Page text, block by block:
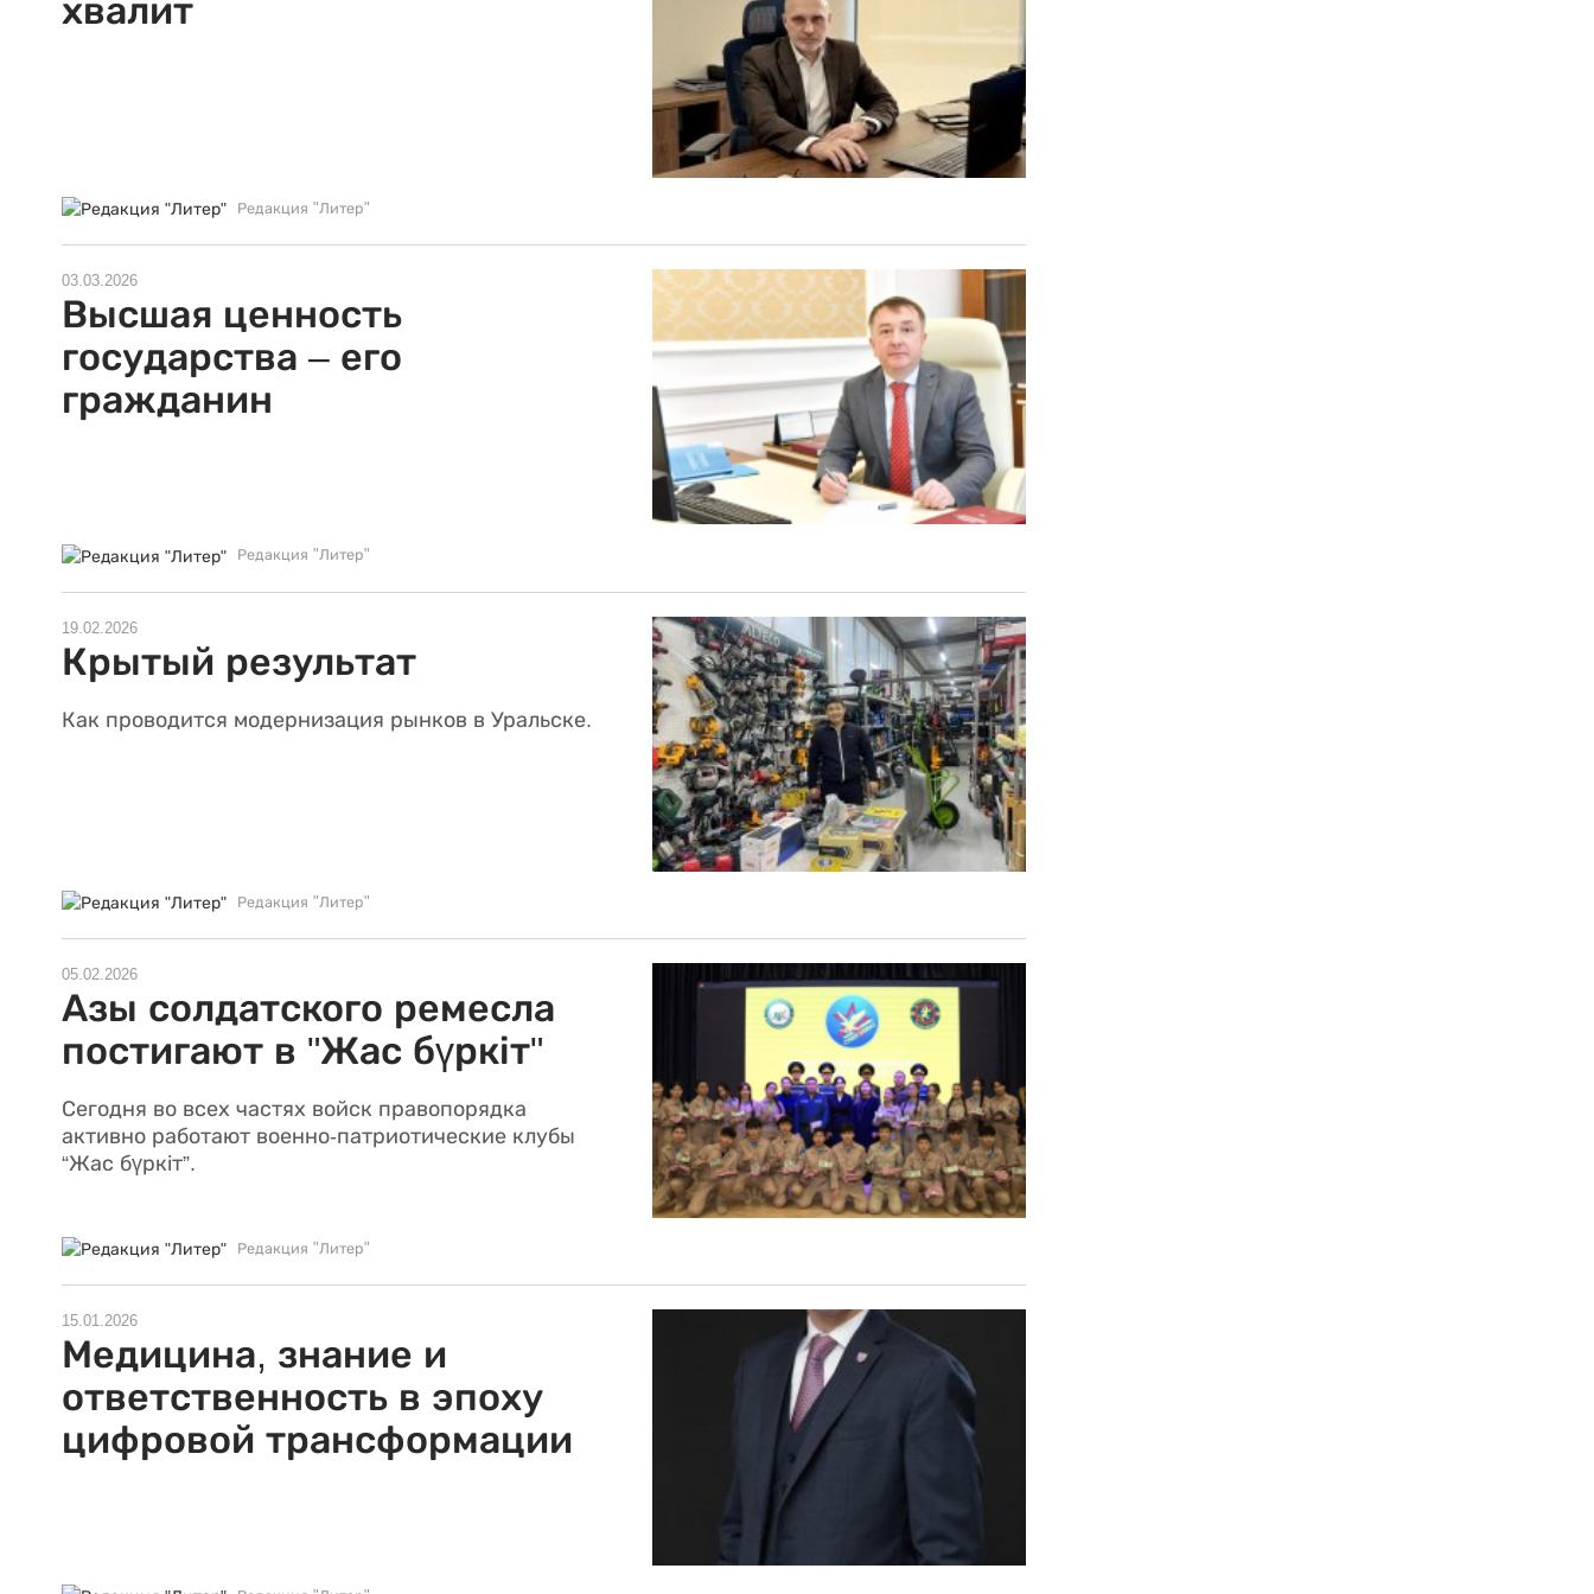
хвалит
Редакция "Литер"
03.03.2026
Высшая ценность
государства – его
гражданин
Редакция "Литер"
19.02.2026
Крытый результат
Как проводится модернизация рынков в Уральске.
Редакция "Литер"
05.02.2026
Азы солдатского ремесла
постигают в "Жас бүркіт"
Сегодня во всех частях войск правопорядка
активно работают военно-патриотические клубы
“Жас бүркіт”.
Редакция "Литер"
15.01.2026
Медицина, знание и
ответственность в эпоху
цифровой трансформации